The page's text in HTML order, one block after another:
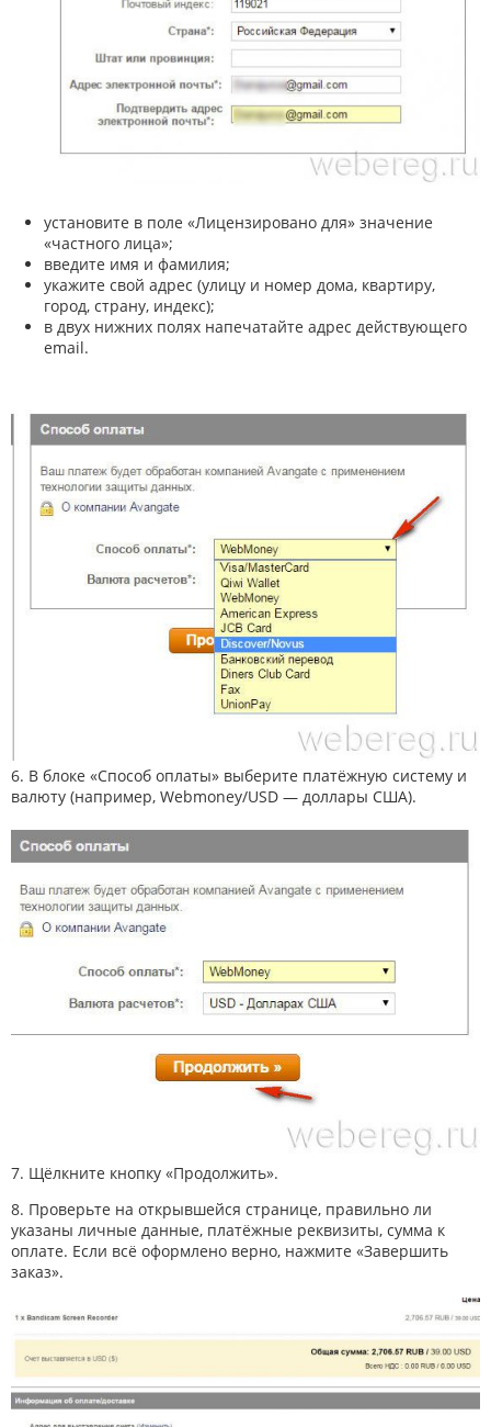
установите в поле «Лицензировано для» значение
«частного лица»;
введите имя и фамилия;
укажите свой адрес (улицу и номер дома, квартиру,
город, страну, индекс);
в двух нижних полях напечатайте адрес действующего
email.
6. В блоке «Способ оплаты» выберите платёжную систему и
валюту (например, Webmoney/USD — доллары США).
7. Щёлкните кнопку «Продолжить».
8. Проверьте на открывшейся странице, правильно ли
указаны личные данные, платёжные реквизиты, сумма к
оплате. Если всё оформлено верно, нажмите «Завершить
заказ».